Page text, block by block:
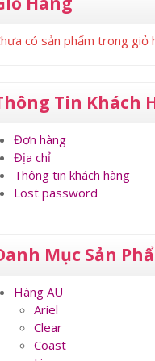
có sản phẩm trong giỏ
Tin Khách
Đơn hàng
Địa chỉ
Thông tin khách hàng
Lost password
Mục Sản
Hàng AU
Ariel
Clear
Coast